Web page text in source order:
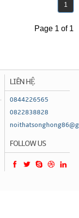
1
Page 1 of 1
LIÊN HỆ
0844226565
0822838828
FOLLOW US